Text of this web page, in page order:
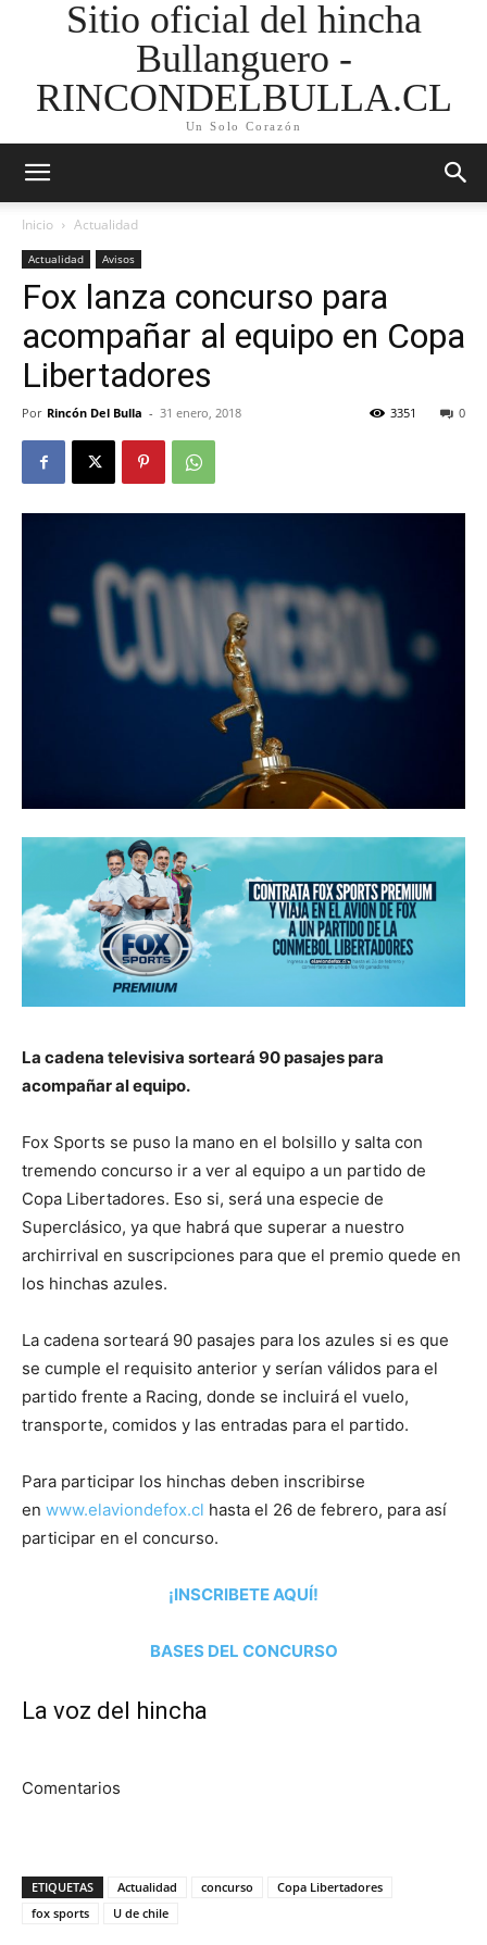
Sitio oficial del hincha
Bullanguero -
RINCONDELBULLA.CL
Un Solo Corazón
Inicio Actualidad
Actualidad Avisos
Fox lanza concurso para
acompañar al equipo en Copa
Libertadores
Por Rincón Del Bulla - 31 enero, 2018 0
3351
La cadena televisiva sorteará 90 pasajes para
acompañar al equipo.
Fox Sports se puso la mano en el bolsillo y salta con
tremendo concurso ir a ver al equipo a un partido de
Copa Libertadores. Eso si, será una especie de
Superclásico, ya que habrá que superar a nuestro
archirrival en suscripciones para que el premio quede en
los hinchas azules.
La cadena sorteará 90 pasajes para los azules si es que
se cumple el requisito anterior y serían válidos para el
partido frente a Racing, donde se incluirá el vuelo,
transporte, comidos y las entradas para el partido.
Para participar los hinchas deben inscribirse
en www.elaviondefox.cl hasta el 26 de febrero, para así
participar en el concurso.
¡INSCRIBETE AQUÍ!
BASES DEL CONCURSO
La voz del hincha
Comentarios
ETIQUETAS Actualidad concurso
Copa Libertadores
fox sports
U de chile